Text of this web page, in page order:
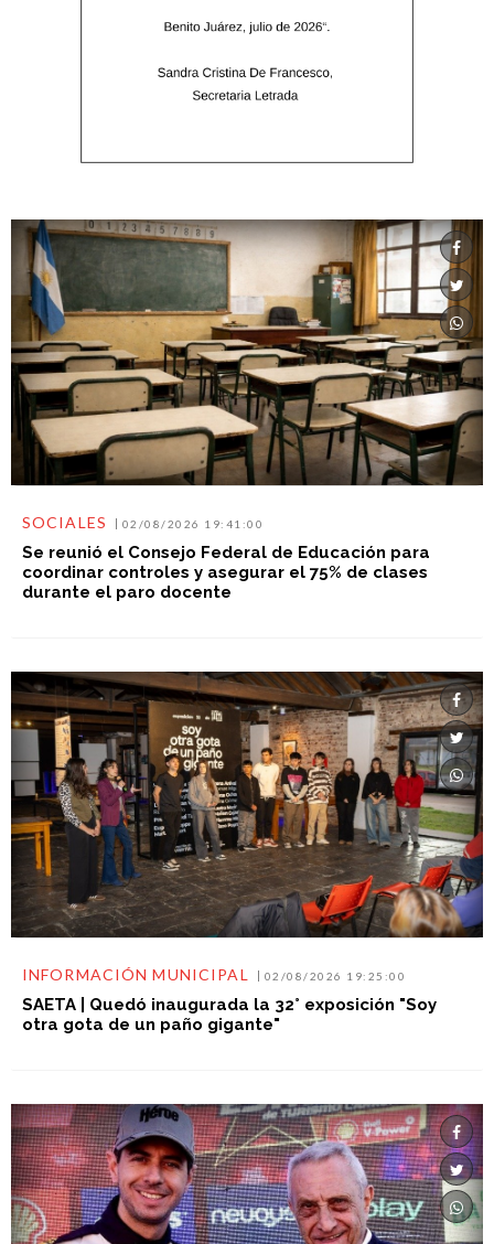
SOCIALES 02/08/2026 19:41:00
Se reunió el Consejo Federal de Educación para
coordinar controles y asegurar el 75% de clases
durante el paro docente
INFORMACIÓN MUNICIPAL 02/08/2026 19:25:00
SAETA | Quedó inaugurada la 32° exposición "Soy
otra gota de un paño gigante"